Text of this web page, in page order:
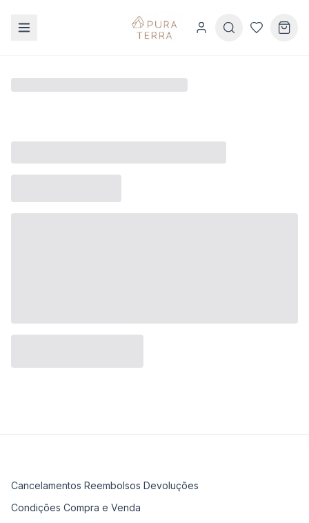
Cancelamentos Reembolsos Devoluções
Condições Compra e Venda